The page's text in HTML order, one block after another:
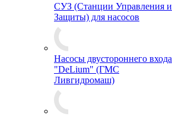
СУЗ (Станции Управления и
Защиты) для насосов
Насосы двустороннего входа
"DeLium" (ГМС
Ливгидромаш)